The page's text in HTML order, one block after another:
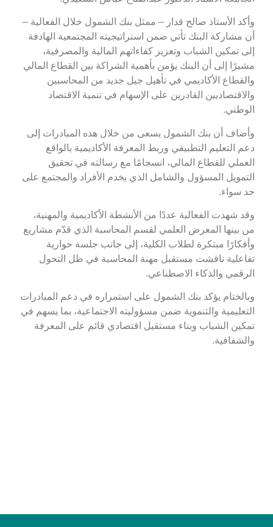
وأكد الأستاذ صالح قدار – ممثل بنك الشمول خلال الفعالية –
أن مشاركة البنك تأتي ضمن استراتيجيته المجتمعية الهادفة
إلى تمكين الشباب وتعزيز كفاءاتهم المالية والمصرفية،
مشيرًا إلى أن البنك يؤمن بأهمية الشراكة بين القطاع المالي
والقطاع الأكاديمي في تأهيل جيل جديد من المحاسبين
والاقتصاديين القادرين على الإسهام في تنمية الاقتصاد
الوطني.
وأضاف أن بنك الشمول يسعى من خلال هذه المبادرات إلى
دعم التعليم التطبيقي وربط المعرفة الأكاديمية بالواقع
العملي للقطاع المالي، انسجامًا مع رسالته في تحقيق
التمويل المسؤول والشامل الذي يخدم الأفراد والمجتمع على
حد سواء.
وقد شهدت الفعالية عددًا من الأنشطة الأكاديمية والمهنية،
من بينها المعرض العلمي لقسم المحاسبة الذي قدّم مشاريع
وأفكارًا مبتكرة لطلاب الكلية، إلى جانب جلسة حوارية
تفاعلية ناقشت مستقبل مهنة المحاسبة في ظل التحول
الرقمي والذكاء الاصطناعي.
وبالختام يؤكد بنك الشمول على استمراره في دعم المبادرات
التعليمية والتنموية ضمن مسؤوليته الاجتماعية، بما يسهم في
تمكين الشباب وبناء مستقبل اقتصادي قائم على المعرفة
والشفافية.